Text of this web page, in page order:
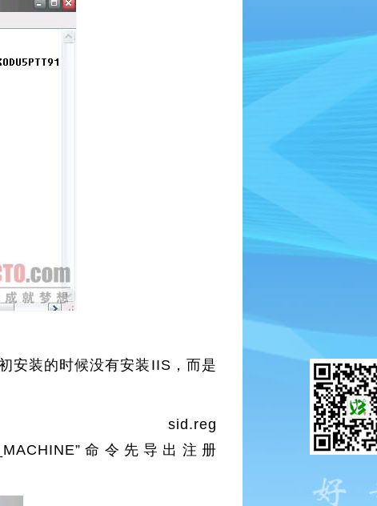
安装的时候没有安装IIS，而是
命令先导出注册